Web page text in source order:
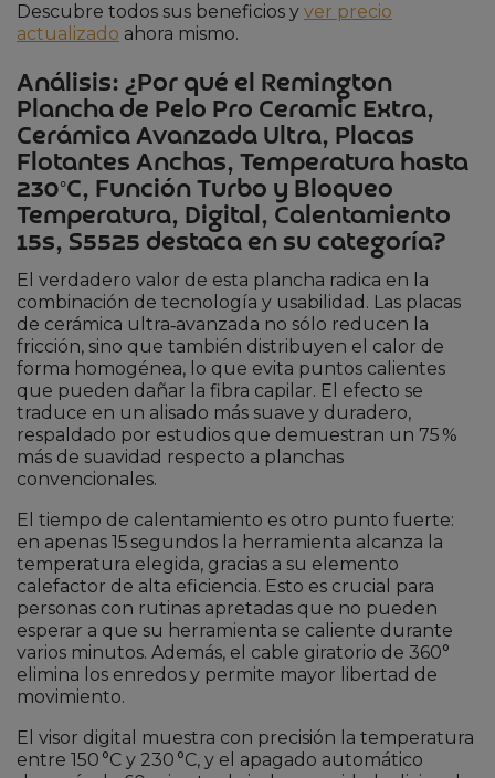
Descubre todos sus beneficios y ver precio
actualizado ahora mismo.
Análisis: ¿Por qué el Remington
Plancha de Pelo Pro Ceramic Extra,
Cerámica Avanzada Ultra, Placas
Flotantes Anchas, Temperatura hasta
230°C, Función Turbo y Bloqueo
Temperatura, Digital, Calentamiento
15s, S5525 destaca en su categoría?
El verdadero valor de esta plancha radica en la
combinación de tecnología y usabilidad. Las placas
de cerámica ultra‑avanzada no sólo reducen la
fricción, sino que también distribuyen el calor de
forma homogénea, lo que evita puntos calientes
que pueden dañar la fibra capilar. El efecto se
traduce en un alisado más suave y duradero,
respaldado por estudios que demuestran un 75 %
más de suavidad respecto a planchas
convencionales.
El tiempo de calentamiento es otro punto fuerte:
en apenas 15 segundos la herramienta alcanza la
temperatura elegida, gracias a su elemento
calefactor de alta eficiencia. Esto es crucial para
personas con rutinas apretadas que no pueden
esperar a que su herramienta se caliente durante
varios minutos. Además, el cable giratorio de 360°
elimina los enredos y permite mayor libertad de
movimiento.
El visor digital muestra con precisión la temperatura
entre 150 °C y 230 °C, y el apagado automático